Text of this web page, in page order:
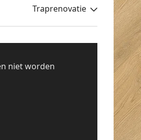
Traprenovatie
niet worden